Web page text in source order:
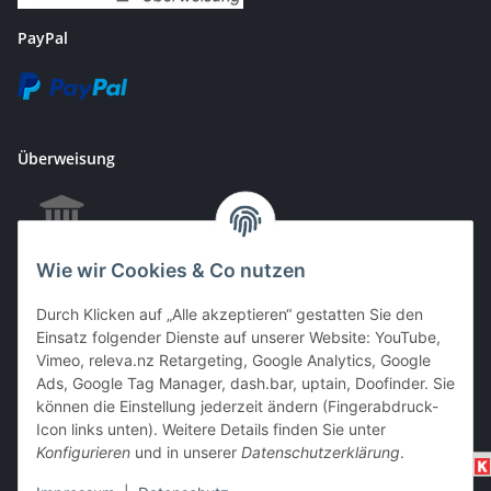
Wie wir Cookies & Co nutzen
Durch Klicken auf „Alle akzeptieren“ gestatten Sie den
Einsatz folgender Dienste auf unserer Website: YouTube,
Vimeo, releva.nz Retargeting, Google Analytics, Google
Ads, Google Tag Manager, dash.bar, uptain, Doofinder. Sie
können die Einstellung jederzeit ändern (Fingerabdruck-
Icon links unten). Weitere Details finden Sie unter
Konfigurieren und in unserer Datenschutzerklärung.
PayPal
Überweisung
EC & Kreditkartenzahlung bei Abholung
Barzahlung bei Abholung